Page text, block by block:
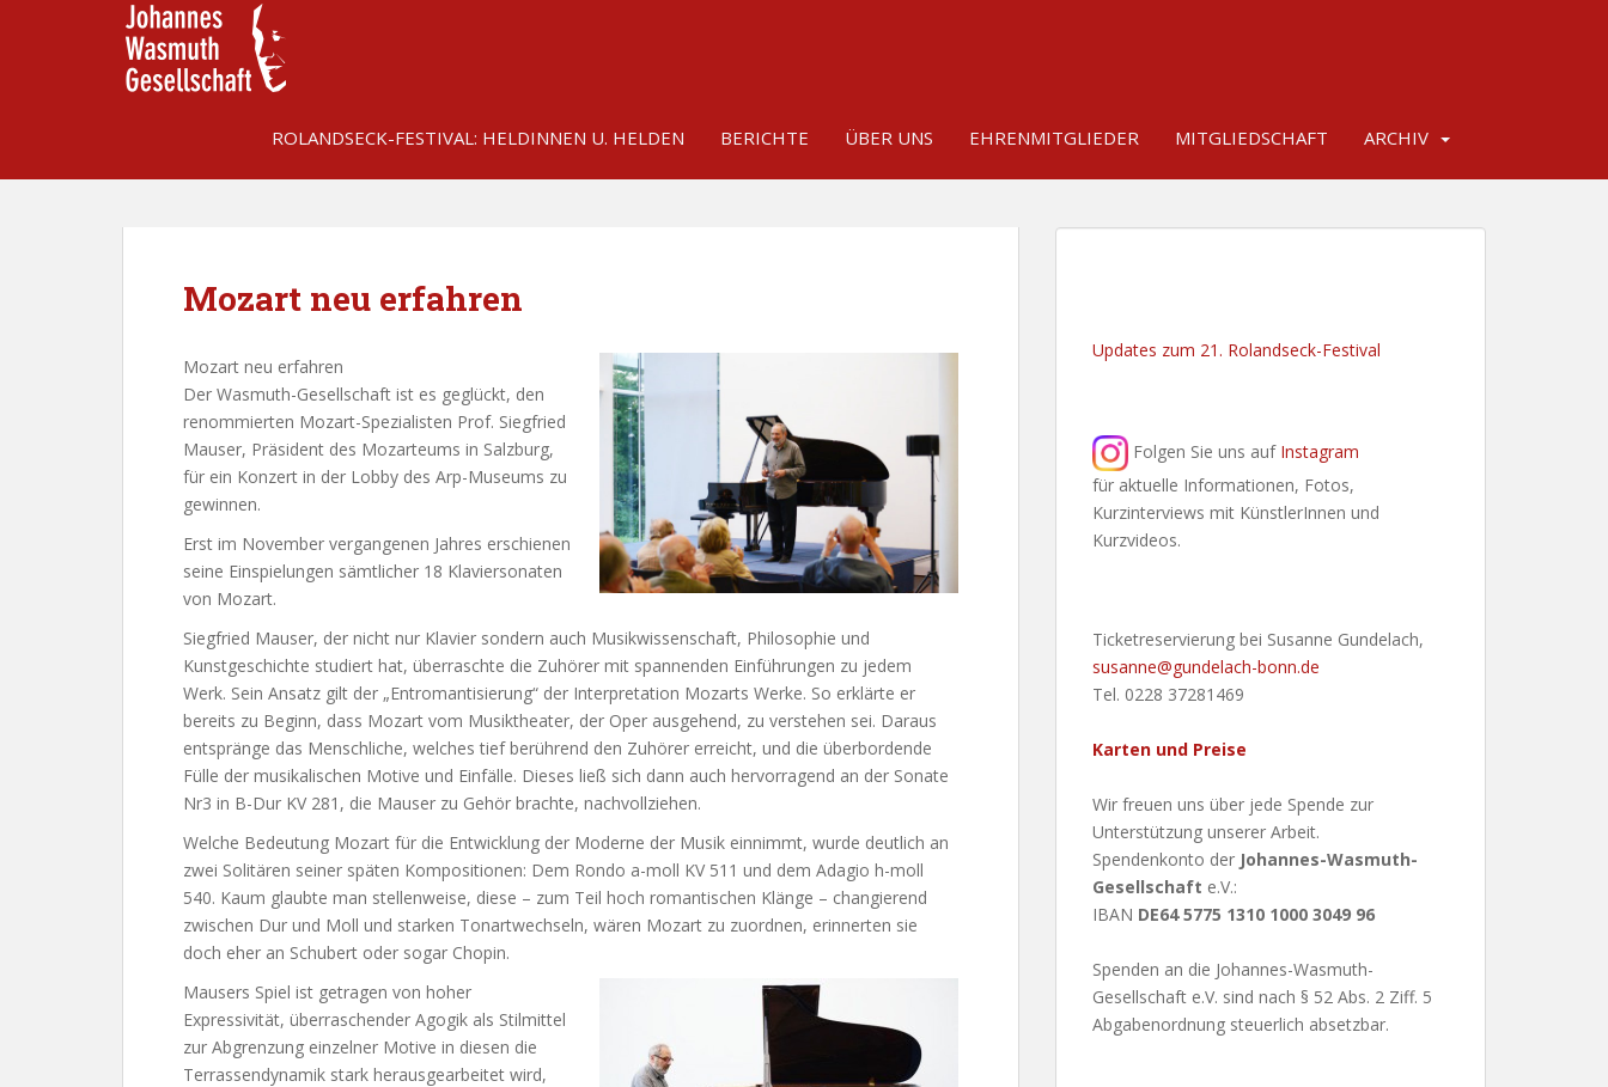
m
ROLANDSECK-FESTIVAL: HELDINNEN U. HELDEN BERICHTE ÜBER UNS EHRENMITGLIEDER MITGLIEDSCHAFT ARCHIV
Mozart neu erfahren
Mozart neu erfahren
Der Wasmuth-Gesellschaft ist es geglückt, den
renommierten Mozart-Spezialisten Prof. Siegfried
Mauser, Präsident des Mozarteums in Salzburg,
für ein Konzert in der Lobby des Arp-Museums zu
gewinnen.
Erst im November vergangenen Jahres erschienen
seine Einspielungen sämtlicher 18 Klaviersonaten
von Mozart.
Siegfried Mauser, der nicht nur Klavier sondern auch Musikwissenschaft, Philosophie und
Kunstgeschichte studiert hat, überraschte die Zuhörer mit spannenden Einführungen zu jedem
Werk. Sein Ansatz gilt der „Entromantisierung“ der Interpretation Mozarts Werke. So erklärte er
bereits zu Beginn, dass Mozart vom Musiktheater, der Oper ausgehend, zu verstehen sei. Daraus
entspränge das Menschliche, welches tief berührend den Zuhörer erreicht, und die überbordende
Fülle der musikalischen Motive und Einfälle. Dieses ließ sich dann auch hervorragend an der Sonate
Nr3 in B-Dur KV 281, die Mauser zu Gehör brachte, nachvollziehen.
Welche Bedeutung Mozart für die Entwicklung der Moderne der Musik einnimmt, wurde deutlich an
zwei Solitären seiner späten Kompositionen: Dem Rondo a-moll KV 511 und dem Adagio h-moll
540. Kaum glaubte man stellenweise, diese – zum Teil hoch romantischen Klänge – changierend
zwischen Dur und Moll und starken Tonartwechseln, wären Mozart zu zuordnen, erinnerten sie
doch eher an Schubert oder sogar Chopin.
Mausers Spiel ist getragen von hoher
Expressivität, überraschender Agogik als Stilmittel
zur Abgrenzung einzelner Motive in diesen die
Terrassendynamik stark herausgearbeitet wird,
Updates zum 21. Rolandseck-Festival
Folgen Sie uns auf Instagram
für aktuelle Informationen, Fotos,
Kurzinterviews mit KünstlerInnen und
Kurzvideos.
Ticketreservierung bei Susanne Gundelach,
susanne@gundelach-bonn.de
Tel. 0228 37281469
Karten und Preise
Wir freuen uns über jede Spende zur
Unterstützung unserer Arbeit.
Spendenkonto der Johannes-Wasmuth-
Gesellschaft e.V.:
IBAN DE64 5775 1310 1000 3049 96
Spenden an die Johannes-Wasmuth-
Gesellschaft e.V. sind nach § 52 Abs. 2 Ziff. 5
Abgabenordnung steuerlich absetzbar.